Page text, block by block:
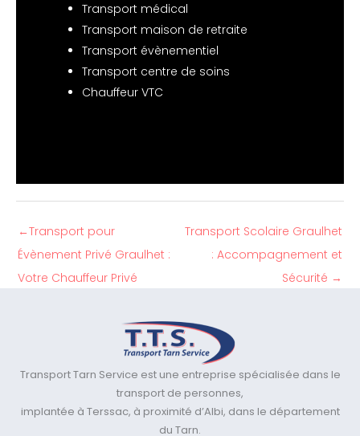
Transport médical
Transport maison de retraite
Transport évènementiel
Transport centre de soins
Chauffeur VTC
←Transport pour
Évènement Privé Graulhet :
Votre Chauffeur Privé
Transport Scolaire Graulhet
: Accompagnement et
Sécurité →
Transport Tarn Service est une entreprise spécialisée dans le
transport de personnes,
implantée à Terssac, à proximité d’Albi, dans le département
du Tarn.